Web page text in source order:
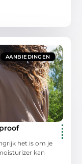
AANBIEDINGEN
het is om je
kan